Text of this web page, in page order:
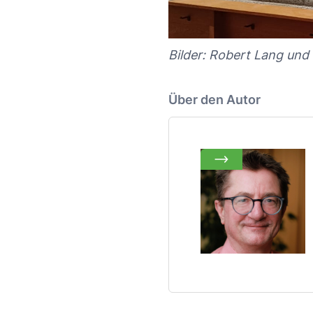
Bilder: Robert Lang
Über den Autor